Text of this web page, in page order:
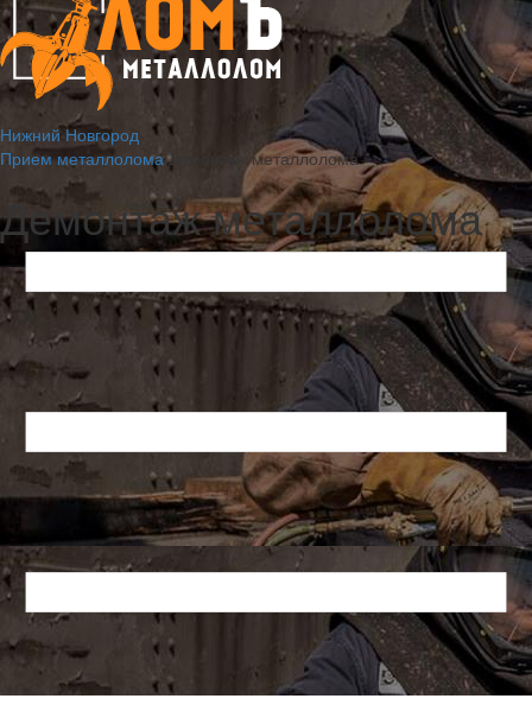
Нижний Новгород
Прием металлолома Демонтаж металлолома
Демонтаж металлолома